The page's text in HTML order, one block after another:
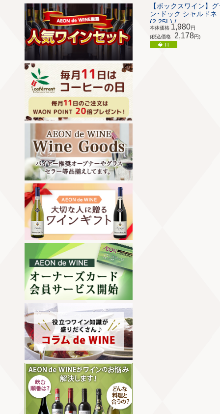
【ボックスワイン】
ン･ドック シャルドネ
(2.25L) / ...
本体価格 1,980円
(税込価格
2,178円)